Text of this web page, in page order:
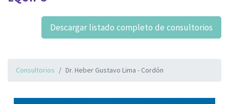
Descargar listado completo de consultorios
Consultorios Dr. Heber Gustavo Lima - Cordón